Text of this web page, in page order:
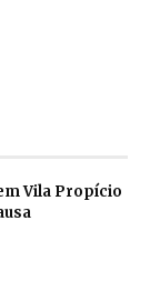
Vila Propício